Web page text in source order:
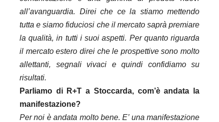
all’avanguardia. Direi che ce la stiamo mettendo
tutta e siamo fiduciosi che il mercato saprà premiare
la qualità, in tutti i suoi aspetti. Per quanto riguarda
il mercato estero direi che le prospettive sono molto
allettanti, segnali vivaci e quindi confidiamo su
risultati.
Parliamo di R+T a Stoccarda, com’è andata la
manifestazione?
Per noi è andata molto bene. E’ una manifestazione